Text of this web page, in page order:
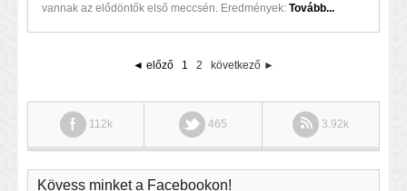
vannak az elődöntők első meccsén. Eredmények: Tovább...
◄ előző 1 2 következő ►
112k 465 3.92k
Kövess minket a Facebookon!